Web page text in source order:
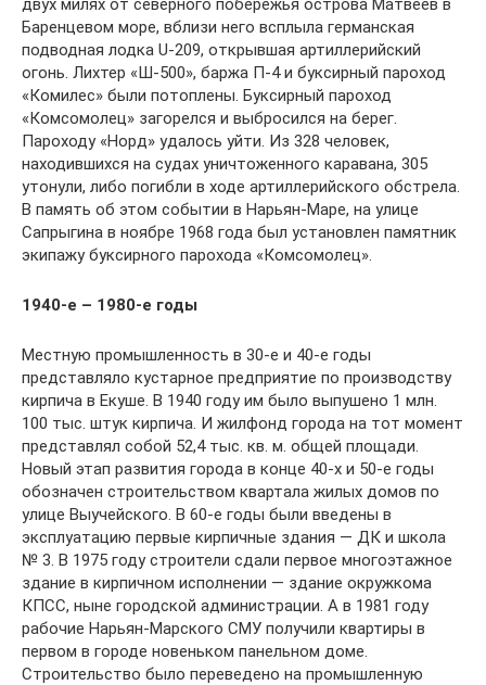
двух милях от северного побережья острова Матвеев в
Баренцевом море, вблизи него всплыла германская
подводная лодка U-209, открывшая артиллерийский
огонь. Лихтер «Ш-500», баржа П-4 и буксирный пароход
«Комилес» были потоплены. Буксирный пароход
«Комсомолец» загорелся и выбросился на берег.
Пароходу «Норд» удалось уйти. Из 328 человек,
находившихся на судах уничтоженного каравана, 305
утонули, либо погибли в ходе артиллерийского обстрела.
В память об этом событии в Нарьян-Маре, на улице
Сапрыгина в ноябре 1968 года был установлен памятник
экипажу буксирного парохода «Комсомолец».
1940-е – 1980-е годы
Местную промышленность в 30-е и 40-е годы
представляло кустарное предприятие по производству
кирпича в Екуше. В 1940 году им было выпушено 1 млн.
100 тыс. штук кирпича. И жилфонд города на тот момент
представлял собой 52,4 тыс. кв. м. общей площади.
Новый этап развития города в конце 40-х и 50-е годы
обозначен строительством квартала жилых домов по
улице Выучейского. В 60-е годы были введены в
эксплуатацию первые кирпичные здания — ДК и школа
№ 3. В 1975 году строители сдали первое многоэтажное
здание в кирпичном исполнении — здание окружкома
КПСС, ныне городской администрации. А в 1981 году
рабочие Нарьян-Марского СМУ получили квартиры в
первом в городе новеньком панельном доме.
Строительство было переведено на промышленную